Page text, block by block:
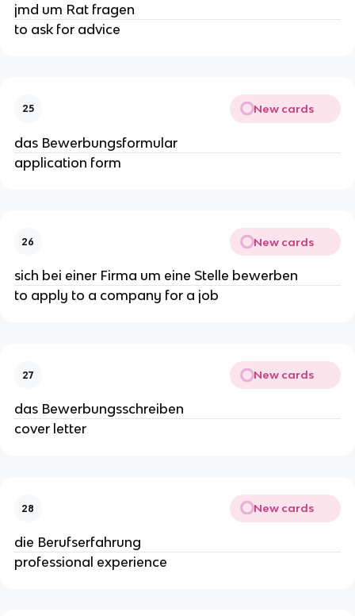
jmd um Rat fragen
to ask for advice
25 New cards
das Bewerbungsformular
application form
26 New cards
sich bei einer Firma um eine Stelle bewerben
to apply to a company for a job
27 New cards
das Bewerbungsschreiben
cover letter
28 New cards
die Berufserfahrung
professional experience